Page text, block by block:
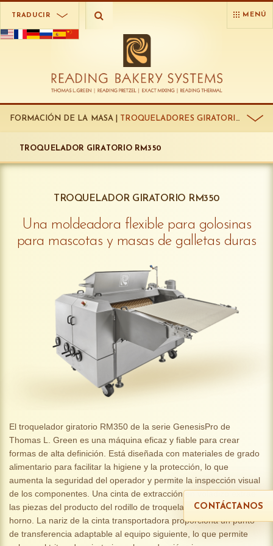
TRADUCIR MENÚ
FORMACIÓN DE LA MASA | TROQUELADORES GIRATORIOS:
TROQUELADOR GIRATORIO RM350
TROQUELADOR GIRATORIO RM350
Una moldeadora flexible para golosinas
para mascotas y masas de galletas duras
El troquelador giratorio RM350 de la serie GenesisPro de
Thomas L. Green es una máquina eficaz y fiable para crear
formas de alta definición. Está diseñada con materiales de grado
alimentario para facilitar la higiene y la protección, lo que
aumenta la seguridad del operador y permite la inspección visual
de los componentes. Una cinta de extracción en voladizo extrae
las piezas del producto del rodillo de troquelado y las lleva al
horno. La nariz de la cinta transportadora proporciona un punto
de transferencia adaptable al equipo siguiente, lo que permite
CONTÁCTANOS